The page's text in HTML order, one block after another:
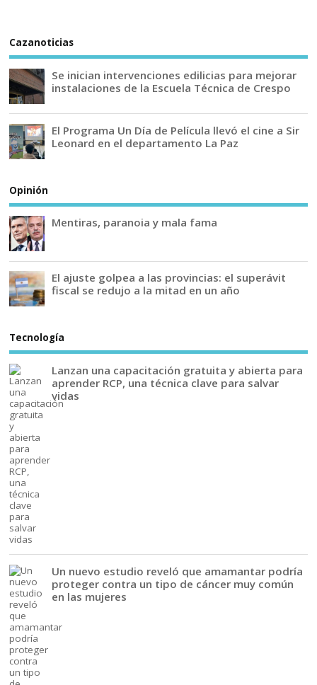
Cazanoticias
Se inician intervenciones edilicias para mejorar
instalaciones de la Escuela Técnica de Crespo
El Programa Un Día de Película llevó el cine a Sir
Leonard en el departamento La Paz
Opinión
Mentiras, paranoia y mala fama
El ajuste golpea a las provincias: el superávit
fiscal se redujo a la mitad en un año
Tecnología
Lanzan una capacitación gratuita y abierta para
aprender RCP, una técnica clave para salvar
vidas
Un nuevo estudio reveló que amamantar podría
proteger contra un tipo de cáncer muy común
en las mujeres